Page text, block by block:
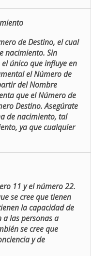
de Destino, el cual
nacimiento. Sin
único que influye en
el Número de
del Nombre
que el Número de
Destino. Asegúrate
de nacimiento, tal
ya que cualquier
11 y el número 22.
se cree que tienen
la capacidad de
a las personas a
se cree que
y de